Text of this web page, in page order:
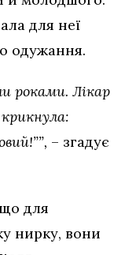
для неї
одужання.
роками. Лікар
– згадує
для
нирку, вони